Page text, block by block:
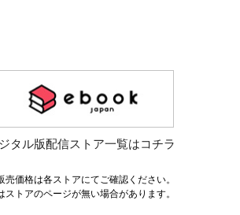
タル版配信ストア一覧はコチラ
価格は各ストアにてご確認ください。
トアのページが無い場合があります。